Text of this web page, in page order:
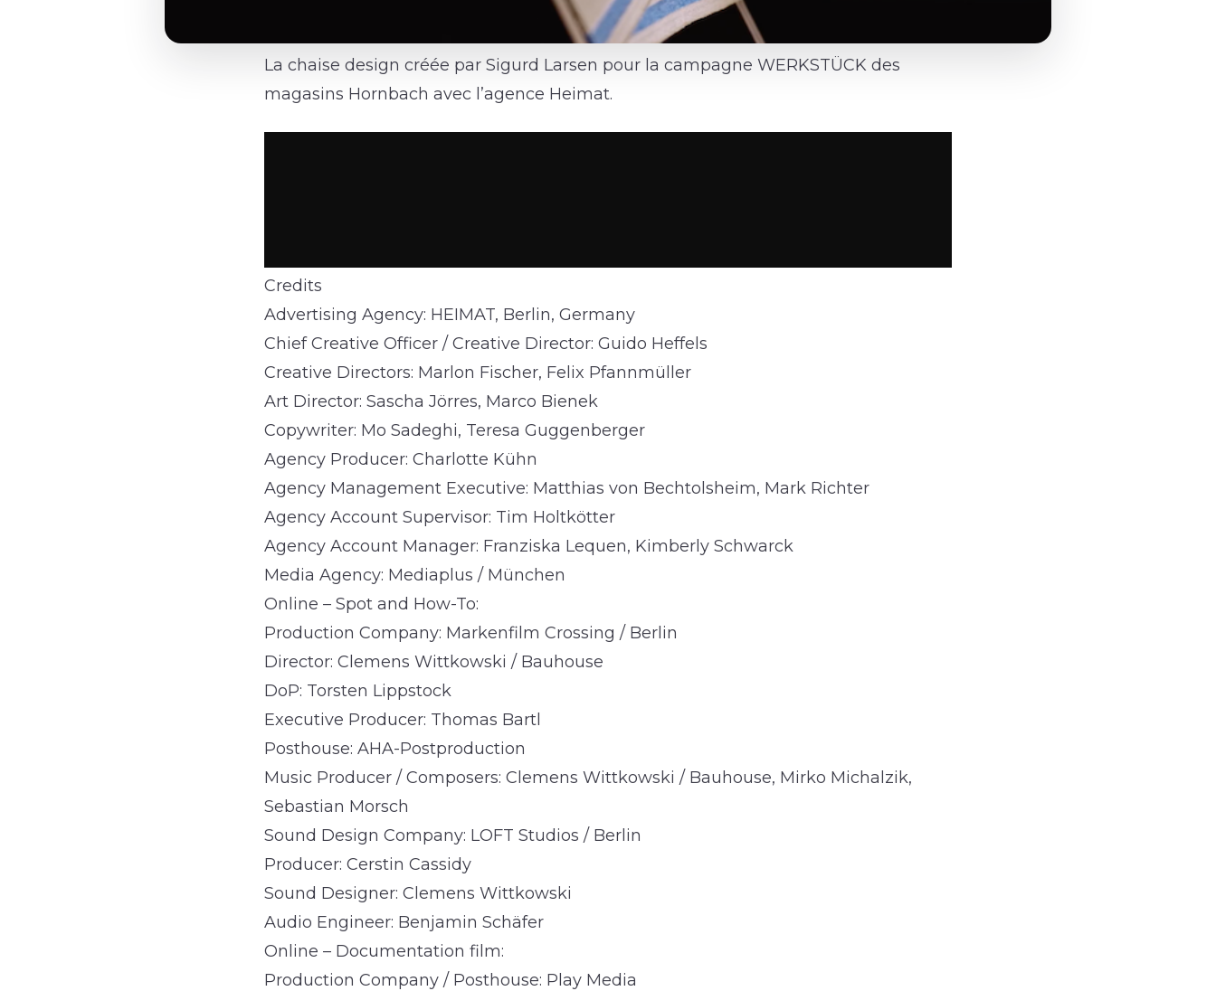
La chaise design créée par Sigurd Larsen pour la campagne WERKSTÜCK des
magasins Hornbach avec l’agence Heimat.
Credits
Advertising Agency: HEIMAT, Berlin, Germany
Chief Creative Officer / Creative Director: Guido Heffels
Creative Directors: Marlon Fischer, Felix Pfannmüller
Art Director: Sascha Jörres, Marco Bienek
Copywriter: Mo Sadeghi, Teresa Guggenberger
Agency Producer: Charlotte Kühn
Agency Management Executive: Matthias von Bechtolsheim, Mark Richter
Agency Account Supervisor: Tim Holtkötter
Agency Account Manager: Franziska Lequen, Kimberly Schwarck
Media Agency: Mediaplus / München
Online – Spot and How-To:
Production Company: Markenfilm Crossing / Berlin
Director: Clemens Wittkowski / Bauhouse
DoP: Torsten Lippstock
Executive Producer: Thomas Bartl
Posthouse: AHA-Postproduction
Music Producer / Composers: Clemens Wittkowski / Bauhouse, Mirko Michalzik,
Sebastian Morsch
Sound Design Company: LOFT Studios / Berlin
Producer: Cerstin Cassidy
Sound Designer: Clemens Wittkowski
Audio Engineer: Benjamin Schäfer
Online – Documentation film:
Production Company / Posthouse: Play Media